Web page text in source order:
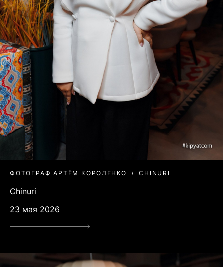
ФОТОГРАФ АРТЁМ КОРОЛЕНКО CHINURI
Chinuri
23 мая 2026